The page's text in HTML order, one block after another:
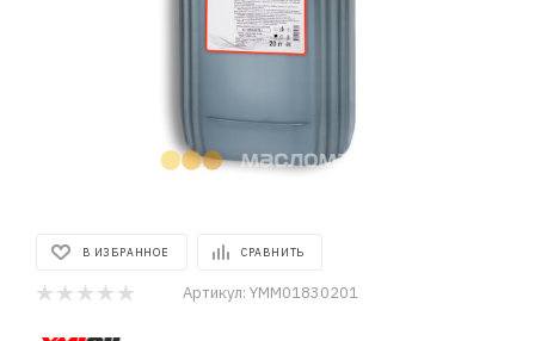
В ИЗБРАННОЕ СРАВНИТЬ
Артикул: YMM01830201